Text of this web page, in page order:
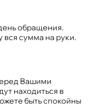
обращения.
вся сумма на руки.
Вашими
находиться в
быть спокойны